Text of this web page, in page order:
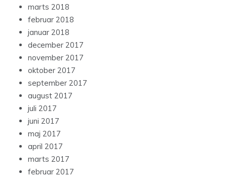
marts 2018
februar 2018
januar 2018
december 2017
november 2017
oktober 2017
september 2017
august 2017
juli 2017
juni 2017
maj 2017
april 2017
marts 2017
februar 2017